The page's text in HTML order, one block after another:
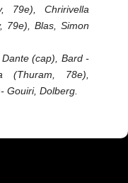
79e), Chririvella
79e), Blas, Simon
(cap), Bard -
(Thuram, 78e),
Gouiri, Dolberg.